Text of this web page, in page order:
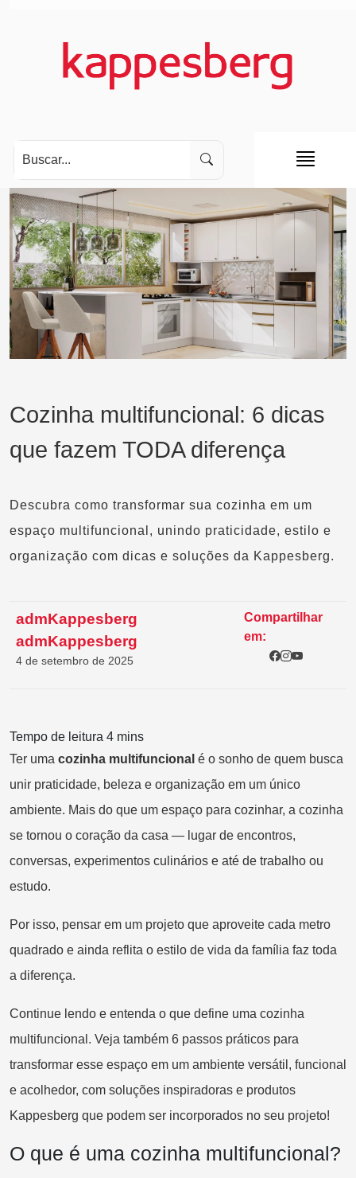
Cozinha multifuncional: 6 dicas
que fazem TODA diferença
Descubra como transformar sua cozinha em um
espaço multifuncional, unindo praticidade, estilo e
organização com dicas e soluções da Kappesberg.
admKappesberg
admKappesberg
4 de setembro de 2025
Compartilhar
em:
Ter uma cozinha multifuncional é o sonho de quem busca
unir praticidade, beleza e organização em um único
ambiente. Mais do que um espaço para cozinhar, a cozinha
se tornou o coração da casa — lugar de encontros,
conversas, experimentos culinários e até de trabalho ou
estudo.
Por isso, pensar em um projeto que aproveite cada metro
quadrado e ainda reflita o estilo de vida da família faz toda
a diferença.
Continue lendo e entenda o que define uma cozinha
multifuncional. Veja também 6 passos práticos para
transformar esse espaço em um ambiente versátil, funcional
e acolhedor, com soluções inspiradoras e produtos
Kappesberg que podem ser incorporados no seu projeto!
O que é uma cozinha multifuncional?